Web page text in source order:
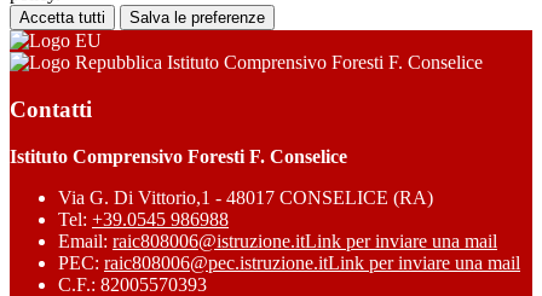
Accetta tutti Salva le preferenze
Istituto Comprensivo Foresti F. Conselice
Contatti
Istituto Comprensivo Foresti F. Conselice
Via G. Di Vittorio,1 - 48017 CONSELICE (RA)
Tel: +39.0545 986988
Email: raic808006@istruzione.itLink per inviare una mail
PEC: raic808006@pec.istruzione.itLink per inviare una mail
C.F.: 82005570393